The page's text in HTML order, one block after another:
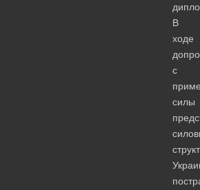
В
ходе
с
силы